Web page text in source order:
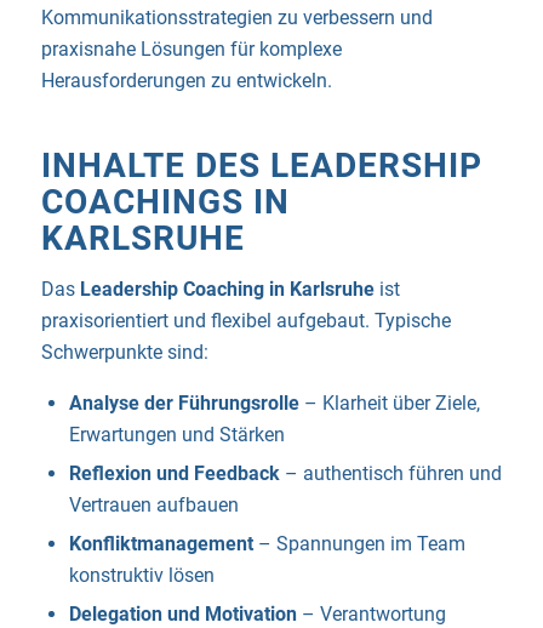
Kommunikationsstrategien zu verbessern und
praxisnahe Lösungen für komplexe
Herausforderungen zu entwickeln.
INHALTE DES LEADERSHIP
COACHINGS IN
KARLSRUHE
Das Leadership Coaching in Karlsruheist
praxisorientiert und flexibel aufgebaut. Typische
Schwerpunkte sind:
Analyse der Führungsrolle– Klarheit über Ziele,
Erwartungen und Stärken
Reflexion und Feedback– authentisch führen und
Vertrauen aufbauen
Konfliktmanagement– Spannungen im Team
konstruktiv lösen
Delegation und Motivation– Verantwortung